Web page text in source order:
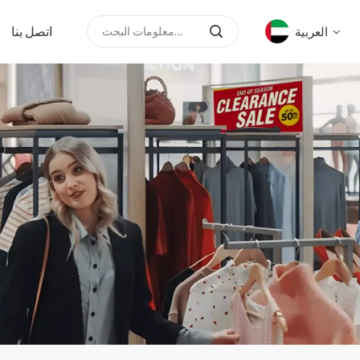
اتصل بنا العربية
English
русский
español
العربية